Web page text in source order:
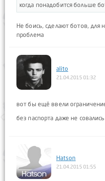
когда понадобится больше
Не боись, сделают ботов, для
проблема
alito
21.04.2015 01:32
вот бы ещё ввели
без паспорта даже не
Hatson
21.04.2015 01:55